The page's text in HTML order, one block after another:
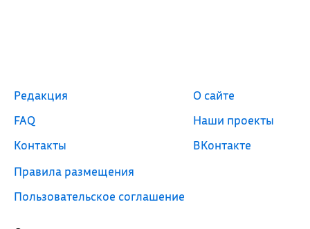
Редакция
FAQ
Контакты
Правила размещения
Пользовательское соглашение
О сайте
Наши проекты
ВКонтакте